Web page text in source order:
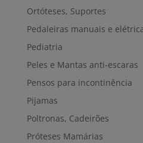
Ortóteses, Suportes
Pedaleiras manuais e
Pediatria
Peles e Mantas anti-escaras
Pensos para incontinência
Pijamas
Poltronas, Cadeirões
Próteses Mamárias